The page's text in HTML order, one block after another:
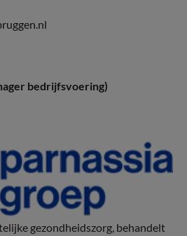
bedrijfsvoering)
gezondheidszorg, behandelt